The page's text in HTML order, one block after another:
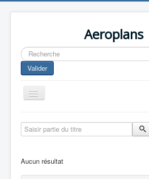
Aeroplans
Rechercher
Valider
Toggle
Navigation
Aviation Commerciale
Saisir partie du titre
Aucun résultat